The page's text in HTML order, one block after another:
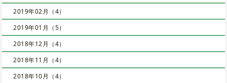
2019年02月（4）
2019年01月（5）
2018年12月（4）
2018年11月（4）
2018年10月（4）